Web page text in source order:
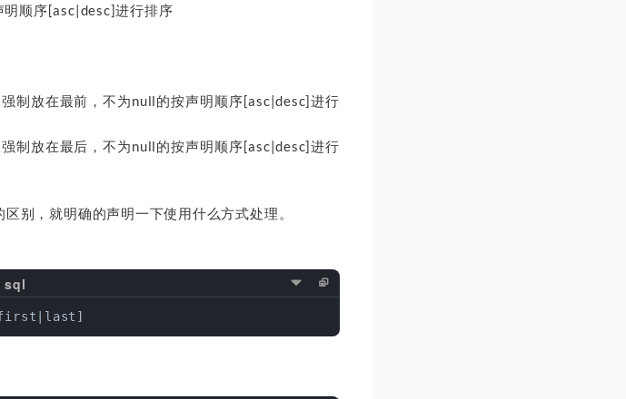
顺序[asc|desc]进行排序
制放在最前，不为null的按声明顺序[asc|desc]进行
制放在最后，不为null的按声明顺序[asc|desc]进行
别，就明确的声明一下使用什么方式处理。